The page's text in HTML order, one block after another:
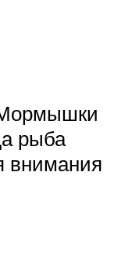
рыба
внимания